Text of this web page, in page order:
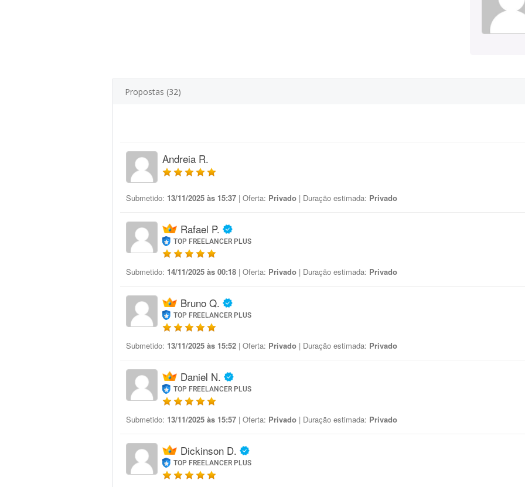
Propostas (32)
Andreia R.
Submetido: 13/11/2025 às 15:37 | Oferta: Privado | Duração estimada: Privado
Rafael P.
TOP FREELANCER PLUS
Submetido: 14/11/2025 às 00:18 | Oferta: Privado | Duração estimada: Privado
Bruno Q.
TOP FREELANCER PLUS
Submetido: 13/11/2025 às 15:52 | Oferta: Privado | Duração estimada: Privado
Daniel N.
TOP FREELANCER PLUS
Submetido: 13/11/2025 às 15:57 | Oferta: Privado | Duração estimada: Privado
Dickinson D.
TOP FREELANCER PLUS